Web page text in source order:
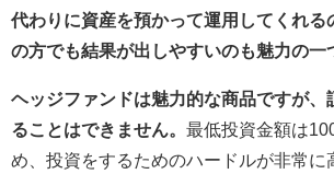
代わりに資産を預かって運用してくれる
の方でも結果が出しやすいのも魅力の一
ヘッジファンドは魅力的な商品ですが、
ることはできません。 最低投資金額は
め、投資をするためのハードルが非常に